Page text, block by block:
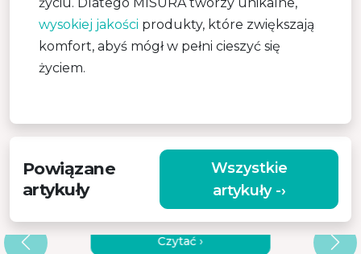
życiu. Dlatego MISURA tworzy unikalne,
wysokiej jakości produkty, które zwiększają
komfort, abyś mógł w pełni cieszyć się
życiem.
Powiązane
artykuły
Wszystkie
artykuły -›
JAK PRAWIDŁOWO UŻYWAĆ
MASAŻERA RĘCZNEGO?
Czytać ›